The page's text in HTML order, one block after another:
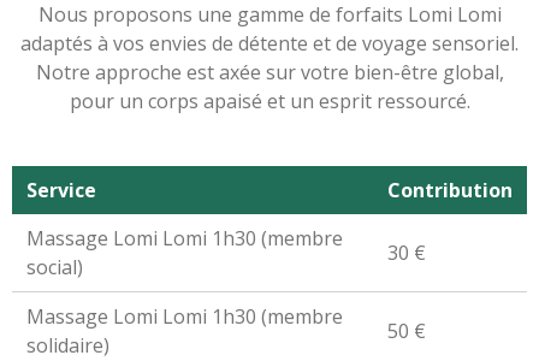
Nous proposons une gamme de forfaits Lomi Lomi
adaptés à vos envies de détente et de voyage sensoriel.
Notre approche est axée sur votre bien-être global,
pour un corps apaisé et un esprit ressourcé.
Service
Contribution
Massage Lomi Lomi 1h30 (membre
social)
30 €
Massage Lomi Lomi 1h30 (membre
solidaire)
50 €